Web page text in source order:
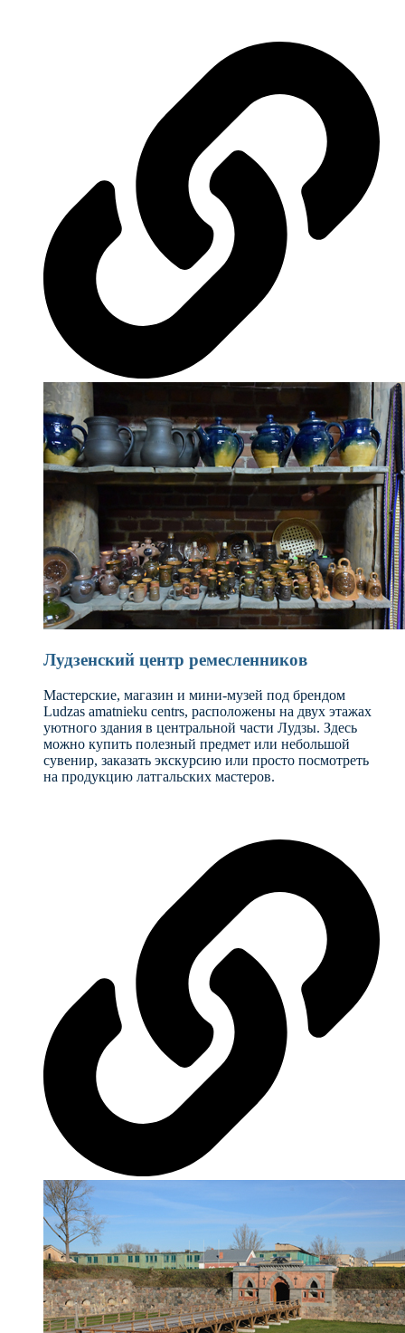
Лудзенский центр ремесленников
Мастерские, магазин и мини-музей под брендом
Ludzas amatnieku centrs, расположены на двух этажах
уютного здания в центральной части Лудзы. Здесь
можно купить полезный предмет или небольшой
сувенир, заказать экскурсию или просто посмотреть
на продукцию латгальских мастеров.